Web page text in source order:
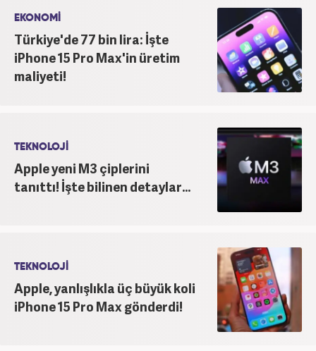
EKONOMİ
Türkiye'de 77 bin lira: İşte
iPhone 15 Pro Max'in üretim
maliyeti!
TEKNOLOJİ
Apple yeni M3 çiplerini
tanıttı! İşte bilinen detaylar...
TEKNOLOJİ
Apple, yanlışlıkla üç büyük koli
iPhone 15 Pro Max gönderdi!